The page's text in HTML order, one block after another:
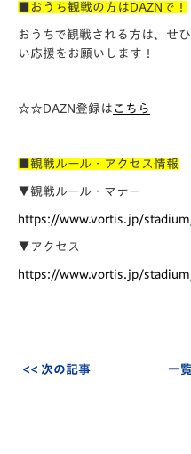
■おうち観戦の方はDAZNで！
おうちで観戦される方は、せ
い応援をお願いします！
☆☆DAZN登録は こちら
■観戦ルール・アクセス情報
▼観戦ルール・マナー
https://www.vortis.jp/
▼アクセス
https://www.vortis.jp/
<< 次の記事 一